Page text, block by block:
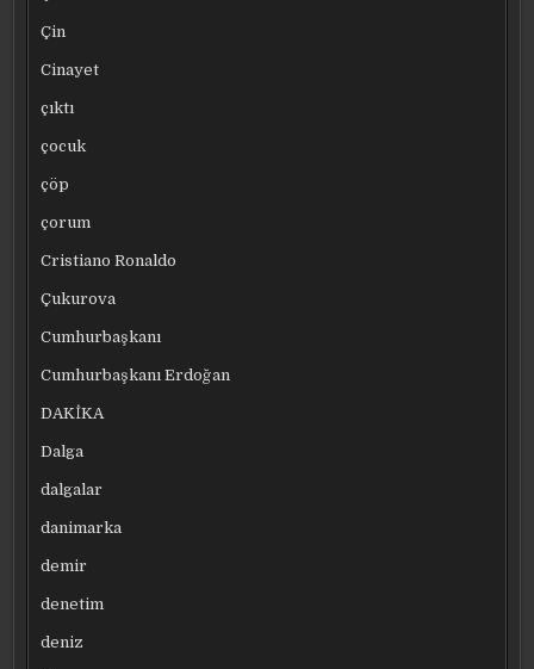
Çin
Cinayet
çıktı
çocuk
çöp
çorum
Cristiano Ronaldo
Çukurova
Cumhurbaşkanı
Cumhurbaşkanı Erdoğan
DAKİKA
Dalga
dalgalar
danimarka
demir
denetim
deniz